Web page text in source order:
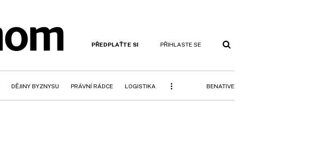
PŘEDPLAŤTE SI PŘIHLASTE SE
DĚJINY BYZNYSU PRÁVNÍ RÁDCE LOGISTIKA BENATIVE